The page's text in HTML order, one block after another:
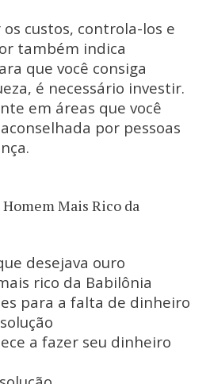
custos, controla-los e
também indica
que você consiga
é necessário investir.
em áreas que você
por pessoas
Mais Rico da
desejava ouro
rico da Babilônia
para a falta de dinheiro
fazer seu dinheiro